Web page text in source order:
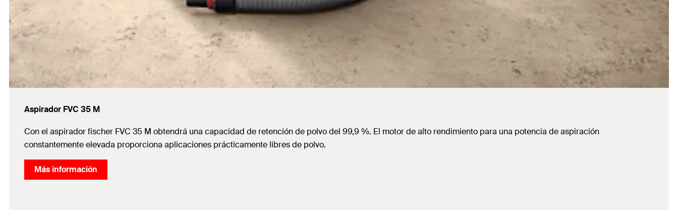
Aspirador FVC 35 M
Con el aspirador fischer FVC 35 M obtendrá una capacidad de retención de polvo del 99,9 %. El motor de alto rendimiento para una potencia de aspiración
constantemente elevada proporciona aplicaciones prácticamente libres de polvo.
Más información